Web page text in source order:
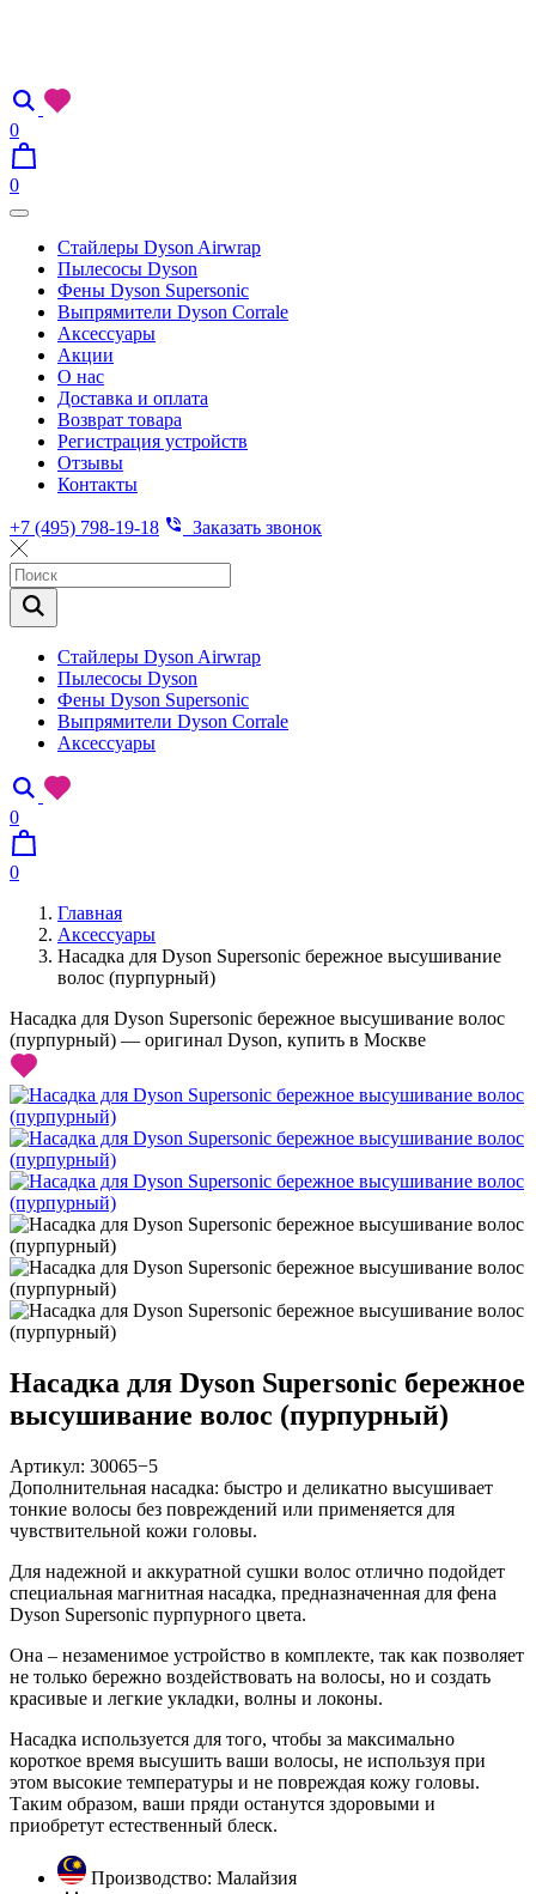
0
0
Стайлеры Dyson Airwrap
Пылесосы Dyson
Фены Dyson Supersonic
Выпрямители Dyson Corrale
Аксессуары
Акции
О нас
Доставка и оплата
Возврат товара
Регистрация устройств
Отзывы
Контакты
+7 (495) 798-19-18 Заказать звонок
Стайлеры Dyson Airwrap
Пылесосы Dyson
Фены Dyson Supersonic
Выпрямители Dyson Corrale
Аксессуары
0
0
Главная
Аксессуары
Насадка для Dyson Supersonic бережное высушивание
волос (пурпурный)
Насадка для Dyson Supersonic бережное высушивание волос
(пурпурный) — оригинал Dyson, купить в Москве
Насадка для Dyson Supersonic бережное
высушивание волос (пурпурный)
Артикул: 30065−5
Дополнительная насадка: быстро и деликатно высушивает
тонкие волосы без повреждений или применяется для
чувствительной кожи головы.
Для надежной и аккуратной сушки волос отлично подойдет
специальная магнитная насадка, предназначенная для фена
Dyson Supersonic пурпурного цвета.
Она – незаменимое устройство в комплекте, так как позволяет
не только бережно воздействовать на волосы, но и создать
красивые и легкие укладки, волны и локоны.
Насадка используется для того, чтобы за максимально
короткое время высушить ваши волосы, не используя при
этом высокие температуры и не повреждая кожу головы.
Таким образом, ваши пряди останутся здоровыми и
приобретут естественный блеск.
Производство: Малайзия